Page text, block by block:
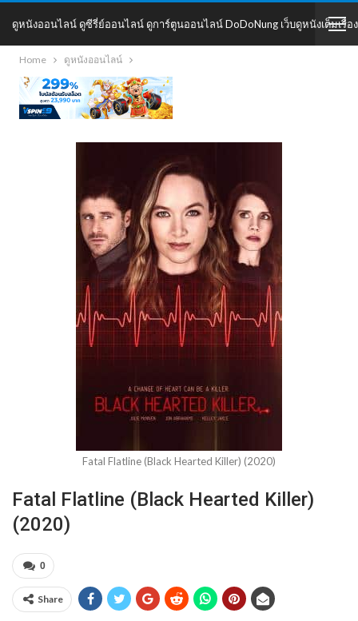
ดูหนังออนไลน์ ดูซีรี่ย์ออนไลน์ ดูการ์ตูนออนไลน์ DoDoNung เว็บดูหนังเต็มเรื่อง
DoDoNung
Home ดูหนังออนไลน์
Fatal Flatline (Black Hearted Killer) (2020)
Fatal Flatline (Black Hearted Killer)
(2020)
0
Share